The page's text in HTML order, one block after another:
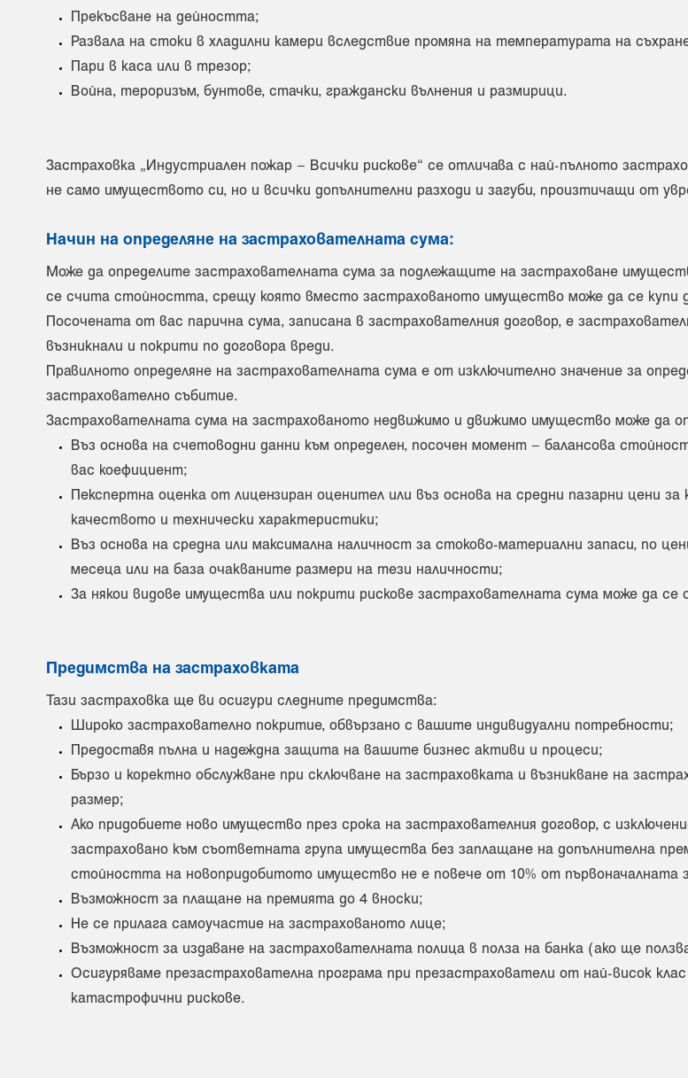
Прекъсване на дейността;
Развала на стоки в хладилни камери вследствие промяна на температурата на
Пари в каса или в трезор;
Война, тероризъм, бунтове, стачки, граждански вълнения и размирици.
Застраховка „Индустриален пожар – Всички рискове“ се отличава с най-пълното
не само имуществото си, но и всички допълнителни разходи и загуби, произтичащи от
Начин на определяне на застрахователната сума:
Може да определите застрахователната сума за подлежащите на застраховане
се счита стойността, срещу която вместо застрахованото имущество може да се купи
Посочената от вас парична сума, записана в застрахователния договор, е
възникнали и покрити по договора вреди.
Правилното определяне на застрахователната сума е от изключително значение за
застрахователно събитие.
Застрахователната сума на застрахованото недвижимо и движимо имущество може да
Въз основа на счетоводни данни към определен, посочен момент – балансова
вас коефициент;
Пекспертна оценка от лицензиран оценител или въз основа на средни пазарни цени
качеството и технически характеристики;
Въз основа на средна или максимална наличност за стоково-материални запаси, по
месеца или на база очакваните размери на тези наличности;
За някои видове имущества или покрити рискове застрахователната сума може да
Предимства на застраховката
Тази застраховка ще ви осигури следните предимства:
Широко застрахователно покритие, обвързано с вашите индивидуални потребности;
Предоставя пълна и надеждна защита на вашите бизнес активи и процеси;
Бързо и коректно обслужване при сключване на застраховката и възникване на
размер;
Ако придобиете ново имущество през срока на застрахователния договор, с
застраховано към съответната група имущества без заплащане на допълнителна
стойността на новопридобитото имущество не е повече от 10% от
Възможност за плащане на премията до 4 вноски;
Не се прилага самоучастие на застрахованото лице;
Възможност за издаване на застрахователната полица в полза на банка (ако ще
Осигуряваме презастрахователна програма при презастрахователи от най-висок
катастрофични рискове.